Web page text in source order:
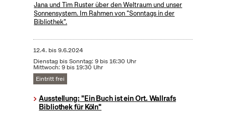
Jana und Tim Ruster über den Weltraum und unser
Sonnensystem. Im Rahmen von "Sonntags in der
Bibliothek".
12.4. bis9.6.2024
Dienstag bis Sonntag: 9 bis 16:30 Uhr
Mittwoch: 9 bis 19:30 Uhr
Eintritt frei
Ausstellung: "Ein Buch ist ein Ort. Wallrafs
Bibliothek für Köln"